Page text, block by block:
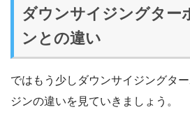
ダウンサイジングター
ンとの違い
ではもう少しダウンサイジングタ
ジンの違いを見ていきましょう。